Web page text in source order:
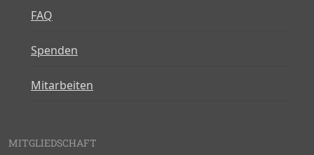
FAQ
Spenden
Mitarbeiten
MITGLIEDSCHAFT